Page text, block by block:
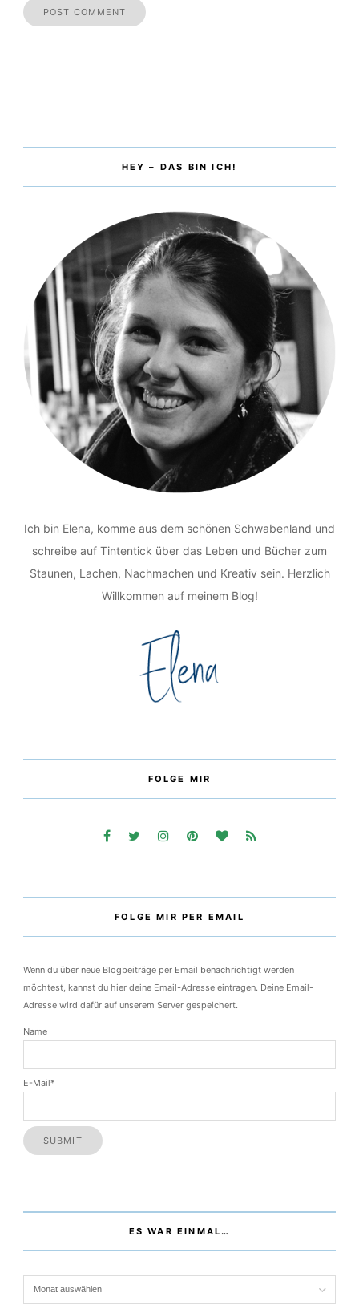
HEY – DAS BIN ICH!
Ich bin Elena, komme aus dem schönen Schwabenland und
schreibe auf Tintentick über das Leben und Bücher zum
Staunen, Lachen, Nachmachen und Kreativ sein. Herzlich
Willkommen auf meinem Blog!
FOLGE MIR
FOLGE MIR PER EMAIL
Wenn du über neue Blogbeiträge per Email benachrichtigt werden
möchtest, kannst du hier deine Email-Adresse eintragen. Deine Email-
Adresse wird dafür auf unserem Server gespeichert.
Name
E-Mail*
ES WAR EINMAL…
Es war einmal…